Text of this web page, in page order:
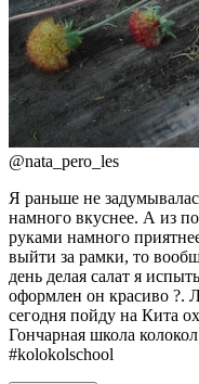
@nata_pero_les
Я раньше не
намного вкуснее. А из
руками намного
выйти за рамки, то
день делая салат я
оформлен он красиво ?.
сегодня пойду на Кита
Гончарная школа
#kolokolschool